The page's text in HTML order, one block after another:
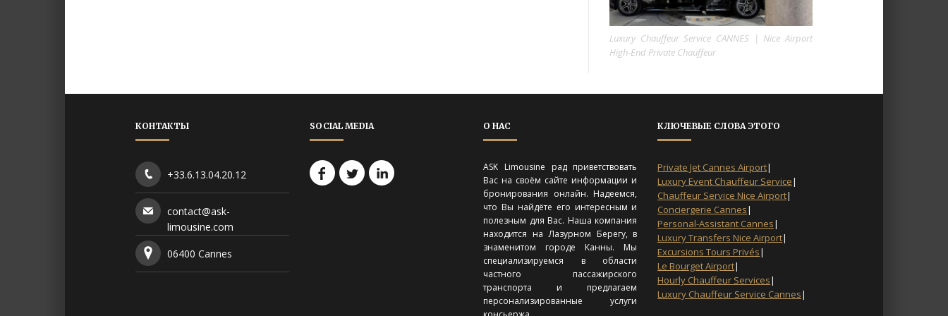
Luxury Chauffeur Service CANNES | Nice Airport
High-End Private Chauffeur
КОНТАКТЫ
+33.6.13.04.20.12
contact@ask-
limousine.com
06400 Cannes
SOCIAL MEDIA О НАС
ASK Limousine рад приветствовать
Вас на своём сайте информации и
бронирования онлайн. Надеемся,
что Вы найдёте его интересным и
полезным для Вас. Наша компания
находится на Лазурном Берегу, в
знаменитом городе Канны. Мы
специализируемся в области
частного пассажирского
транспорта и предлагаем
персонализированные услуги
КЛЮЧЕВЫЕ СЛОВА ЭТОГО
Private Jet Cannes Airport|
Luxury Event Chauffeur Service|
Chauffeur Service Nice Airport|
Conciergerie Cannes|
Personal-Assistant Cannes|
Luxury Transfers Nice Airport|
Excursions Tours Privés|
Le Bourget Airport|
Hourly Chauffeur Services|
Luxury Chauffeur Service Cannes|